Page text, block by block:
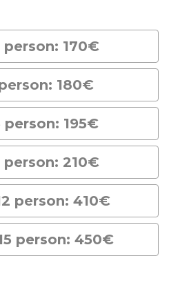
person: 170€
180€
person: 195€
person: 210€
person: 410€
person: 450€